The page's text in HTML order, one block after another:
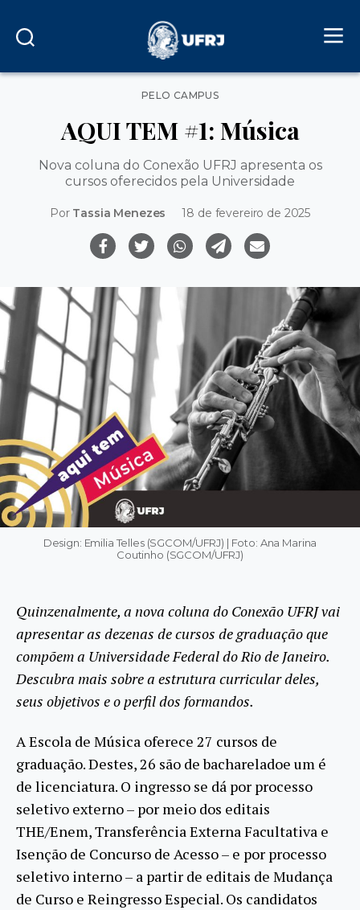
Categorias
PELO CAMPUS
AQUI TEM #1: Música
Nova coluna do Conexão UFRJ apresenta os
cursos oferecidos pela Universidade
Por Tassia Menezes 18 de fevereiro de 2025
Design: Emilia Telles (SGCOM/UFRJ) | Foto: Ana Marina
Coutinho (SGCOM/UFRJ)
Quinzenalmente, a nova coluna do Conexão UFRJ vai
apresentar as dezenas de cursos de graduação que
compõem a Universidade Federal do Rio de Janeiro.
Descubra mais sobre a estrutura curricular deles,
seus objetivos e o perfil dos formandos.
A Escola de Música oferece 27 cursos de
graduação. Destes, 26 são de bachareladoe um é
de licenciatura. O ingresso se dá por processo
seletivo externo – por meio dos editais
THE/Enem, Transferência Externa Facultativa e
Isenção de Concurso de Acesso – e por processo
seletivo interno – a partir de editais de Mudança
de Curso e Reingresso Especial. Os candidatos